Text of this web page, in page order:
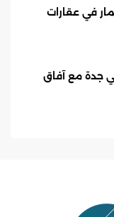
في عقارات
جدة مع آفاق